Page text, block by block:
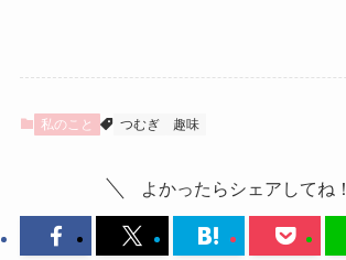
私のこと つむぎ 趣味
よかったらシェアしてね！